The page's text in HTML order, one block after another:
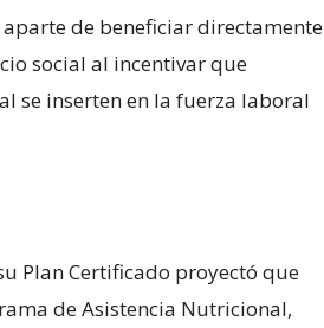
de beneficiar directamente
social al incentivar que
se inserten en la fuerza laboral
Plan Certificado proyectó que
de Asistencia Nutricional,